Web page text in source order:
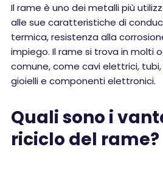
Il rame è uno dei metalli più
alle sue caratteristiche di
termica, resistenza alla
impiego. Il rame si trova in molti
comune, come cavi elettrici,
gioielli e componenti elettronici.
Quali sono i
riciclo del rame?